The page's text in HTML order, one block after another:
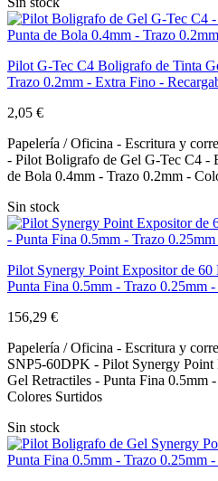
Pilot G-Tec C4 Boligrafo de Tinta
Trazo 0.2mm - Extra Fino -
2,05 €
Papelería / Oficina - Escritura y
- Pilot Boligrafo de Gel G-Tec C4 -
de Bola 0.4mm - Trazo 0.2mm -
Sin stock
Pilot Synergy Point Expositor de
Punta Fina 0.5mm - Trazo 0.25mm
156,29 €
Papelería / Oficina - Escritura y
SNP5-60DPK - Pilot Synergy
Gel Retractiles - Punta Fina 0.5mm
Colores Surtidos
Sin stock